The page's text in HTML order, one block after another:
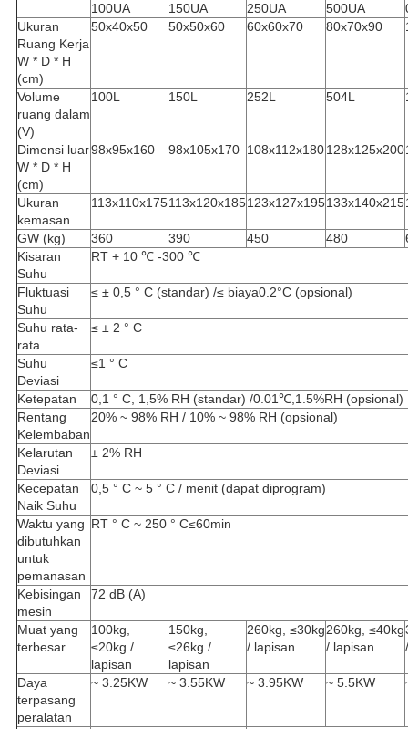
100UA
150UA
250UA
500UA
Ukuran
Ruang Kerja
W * D * H
(cm)
50x40x50 50x50x60 60x60x70 80x70x90
Volume
ruang dalam
(V)
100L 150L 252L 504L
Dimensi luar
W * D * H
(cm)
98x95x160 98x105x170 108x112x180128x125x200
Ukuran
kemasan
113x110x175113x120x185123x127x195133x140x215
GW (kg) 360 390 450 480
Kisaran
Suhu
RT + 10 ℃ -300 ℃
Fluktuasi
Suhu
≤ ± 0,5 ° C (standar) /≤ biaya0.2°C (opsional)
Suhu rata-
rata
≤ ± 2 ° C
Suhu
Deviasi
≤1 ° C
Ketepatan
0,1 ° C, 1,5% RH (standar) /0.01℃,1.5%RH (opsional)
Rentang
Kelembaban
20% ~ 98% RH / 10% ~ 98% RH (opsional)
Kelarutan
Deviasi
± 2% RH
Kecepatan
Naik Suhu
0,5 ° C ~ 5 ° C / menit (dapat diprogram)
Waktu yang
dibutuhkan
untuk
pemanasan
RT ° C ~ 250 ° C≤60min
Kebisingan
mesin
72 dB (A)
Muat yang
terbesar
100kg,
≤20kg /
lapisan
150kg,
≤26kg /
lapisan
260kg, ≤30kg
/ lapisan
260kg, ≤40kg
/ lapisan
Daya
terpasang
peralatan
~ 3.25KW ~ 3.55KW ~ 3.95KW ~ 5.5KW